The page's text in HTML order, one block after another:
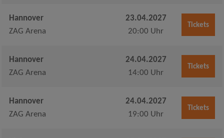
Hannover
ZAG Arena
23.04.2027
20:00 Uhr
Tickets
Hannover
ZAG Arena
24.04.2027
14:00 Uhr
Tickets
Hannover
ZAG Arena
24.04.2027
19:00 Uhr
Tickets